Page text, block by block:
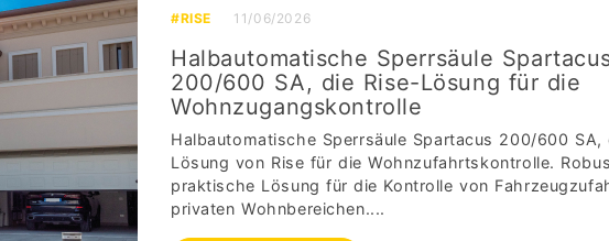
#RISE 11/06/2026
Halbautomatische Sperrsäule
200/600 SA, die Rise-Lösung für die
Wohnzugangskontrolle
Halbautomatische Sperrsäule Spartacus 200/600 SA,
Lösung von Rise für die Wohnzufahrtskontrolle.
praktische Lösung für die Kontrolle von
privaten Wohnbereichen....